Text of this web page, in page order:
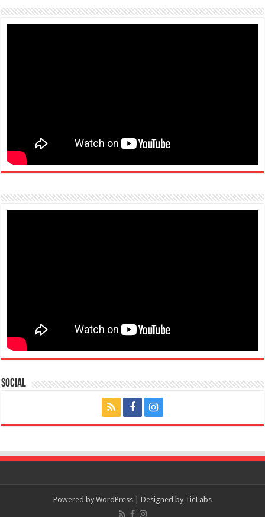
Social
Powered by WordPress | Designed by TieLabs